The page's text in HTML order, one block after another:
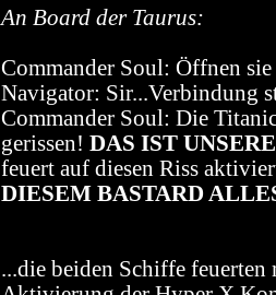
An Board der Taurus:
Commander Soul: Öffnen
Navigator: Sir...Verbindung
Commander Soul: Die
gerissen! DAS IST
feuert auf diesen Riss
DIESEM BASTARD
...die beiden Schiffe